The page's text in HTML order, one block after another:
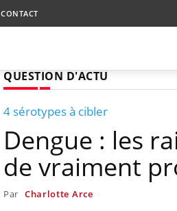
CONTACT
QUESTION D'ACTU
4 sérotypes à cibler
Dengue : les
de vraiment
Par Charlotte Arce